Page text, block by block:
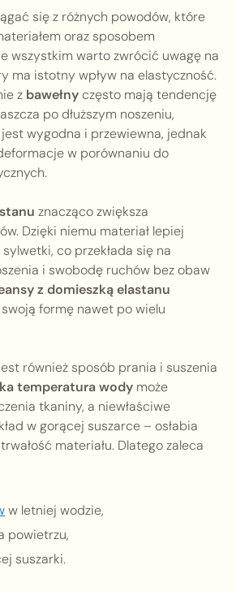
się z różnych powodów, które
oraz sposobem
wszystkim warto zwrócić uwagę na
ma istotny wpływ na elastyczność.
z bawełnyczęsto mają tendencję
po dłuższym noszeniu,
wygodna i przewiewna, jednak
w porównaniu do
znacząco zwiększa
Dzięki niemu materiał lepiej
co przekłada się na
i swobodę ruchów bez obaw
z domieszką elastanu
formę nawet po wielu
również sposób prania i suszenia
temperatura wody może
tkaniny, a niewłaściwe
w gorącej suszarce – osłabia
materiału. Dlatego zaleca
w letniej wodzie,
powietrzu,
suszarki.